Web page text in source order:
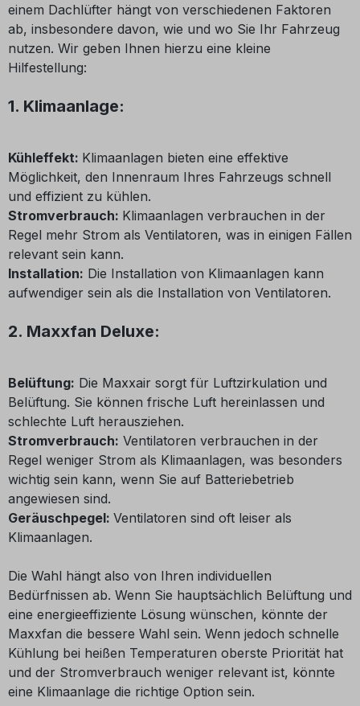
einem Dachlüfter hängt von verschiedenen Faktoren
ab, insbesondere davon, wie und wo Sie Ihr Fahrzeug
nutzen. Wir geben Ihnen hierzu eine kleine
Hilfestellung:
1. Klimaanlage:
Kühleffekt: Klimaanlagen bieten eine effektive
Möglichkeit, den Innenraum Ihres Fahrzeugs schnell
und effizient zu kühlen.
Stromverbrauch: Klimaanlagen verbrauchen in der
Regel mehr Strom als Ventilatoren, was in einigen Fällen
relevant sein kann.
Installation: Die Installation von Klimaanlagen kann
aufwendiger sein als die Installation von Ventilatoren.
2. Maxxfan Deluxe:
Belüftung: Die Maxxair sorgt für Luftzirkulation und
Belüftung. Sie können frische Luft hereinlassen und
schlechte Luft herausziehen.
Stromverbrauch: Ventilatoren verbrauchen in der
Regel weniger Strom als Klimaanlagen, was besonders
wichtig sein kann, wenn Sie auf Batteriebetrieb
angewiesen sind.
Geräuschpegel: Ventilatoren sind oft leiser als
Klimaanlagen.
Die Wahl hängt also von Ihren individuellen
Bedürfnissen ab. Wenn Sie hauptsächlich Belüftung und
eine energieeffiziente Lösung wünschen, könnte der
Maxxfan die bessere Wahl sein. Wenn jedoch schnelle
Kühlung bei heißen Temperaturen oberste Priorität hat
und der Stromverbrauch weniger relevant ist, könnte
eine Klimaanlage die richtige Option sein.